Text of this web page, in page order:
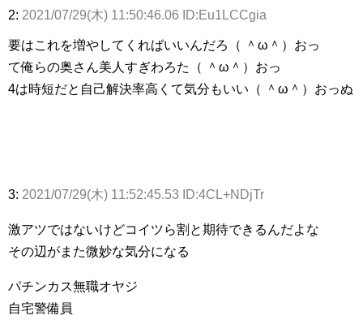
2: 2021/07/29(木) 11:50:46.06 ID:Eu1LCCgia
要はこれを増やしてくればいいんだろ（ ＾ω＾）おっ
て俺らの奥さん美人すぎわろた（ ＾ω＾）おっ
4は時短だと自己解決率高くて気分もいい（ ＾ω＾）おっぬ
3: 2021/07/29(木) 11:52:45.53 ID:4CL+NDjTr
激アツではないけどコイツら割と期待できるんだよな
その辺がまた微妙な気分になる
パチンカス無職オヤジ
自宅警備員